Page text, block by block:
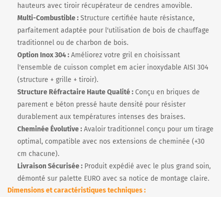
hauteurs avec tiroir récupérateur de cendres amovible.
Multi-Combustible : Structure certifiée haute résistance,
parfaitement adaptée pour l'utilisation de bois de chauffage
traditionnel ou de charbon de bois.
Option Inox 304 : Améliorez votre gril en choisissant
l'ensemble de cuisson complet em acier inoxydable AISI 304
(structure + grille + tiroir).
Structure Réfractaire Haute Qualité : Conçu en briques de
parement e béton pressé haute densité pour résister
durablement aux températures intenses des braises.
Cheminée Évolutive : Avaloir traditionnel conçu pour um tirage
optimal, compatible avec nos extensions de cheminée (+30
cm chacune).
Livraison Sécurisée : Produit expédié avec le plus grand soin,
démonté sur palette EURO avec sa notice de montage claire.
Dimensions et caractéristiques techniques :